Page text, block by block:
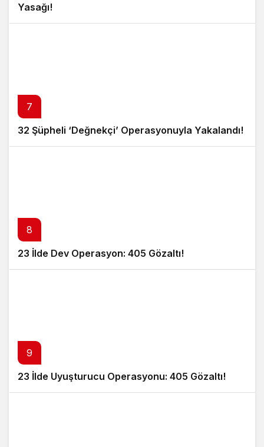
Yasağı!
7
32 Şüpheli ‘Değnekçi’ Operasyonuyla Yakalandı!
8
23 İlde Dev Operasyon: 405 Gözaltı!
9
23 İlde Uyuşturucu Operasyonu: 405 Gözaltı!